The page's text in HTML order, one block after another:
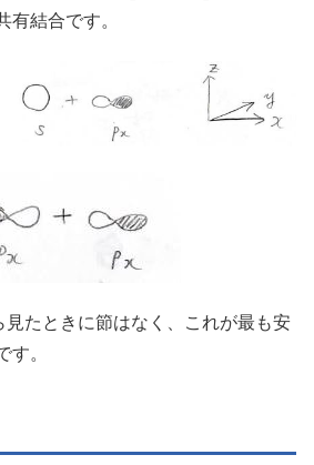
有結合です。
見たときに節はなく、これが最も安
す。